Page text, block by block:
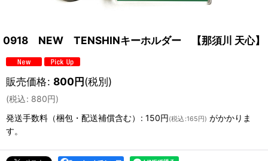
0918 NEW TENSHINキーホルダー 【那須川 天心】
販売価格: 800円(税別)
(税込: 880円)
発送手数料（梱包・配送補償含む）
: 150円(税込 :165円 ) がかかりま
す。